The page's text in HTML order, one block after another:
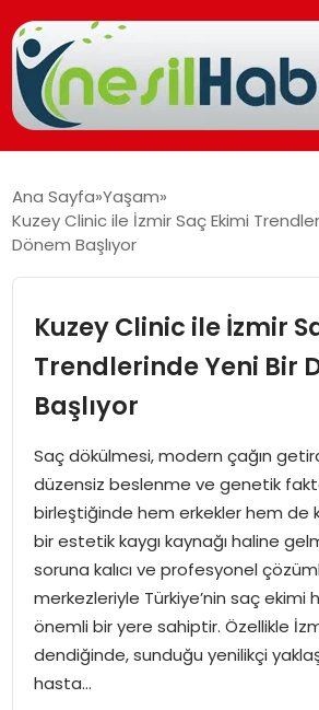
GÜNCEL
SOSYAL HABER
SPOR
EKONOMI
MAGAZIN
TEKNOLOJI
Ana Sayfa Yaşam
Kuzey Clinic ile İzmir Saç Ekimi
Dönem Başlıyor
Kuzey Clinic ile İzmir
Trendlerinde Yeni Bir
Başlıyor
Saç dökülmesi, modern çağın
düzensiz beslenme ve genetik
birleştiğinde hem erkekler hem de
bir estetik kaygı kaynağı haline
soruna kalıcı ve profesyonel
merkezleriyle Türkiye’nin saç ekimi
önemli bir yere sahiptir. Özellikle
dendiğinde, sunduğu yenilikçi
hasta…